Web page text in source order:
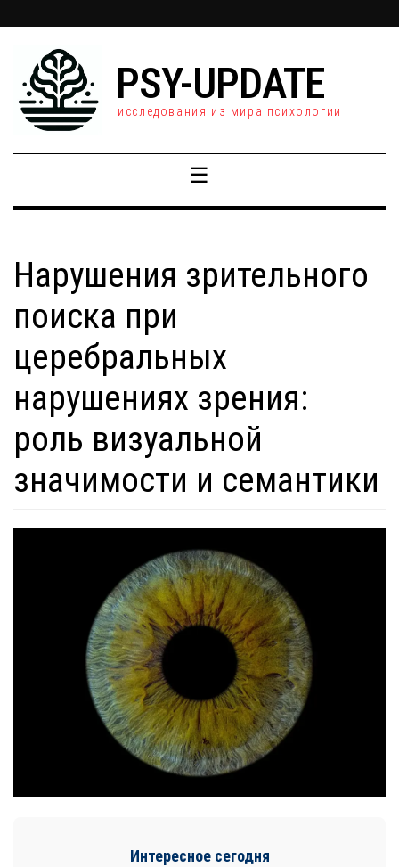
PSY-UPDATE
исследования из мира психологии
☰
Нарушения зрительного
поиска при
церебральных
нарушениях зрения:
роль визуальной
значимости и семантики
Интересное сегодня